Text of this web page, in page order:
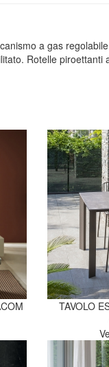
a gas
Rotelle piroettanti
TAVOLO